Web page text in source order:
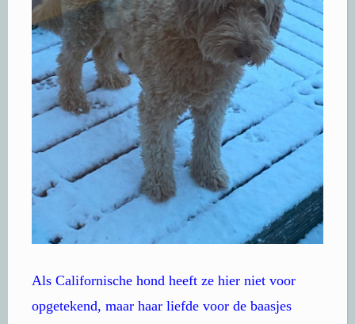
Als Californische hond heeft ze hier niet voor
opgetekend, maar haar liefde voor de baasjes